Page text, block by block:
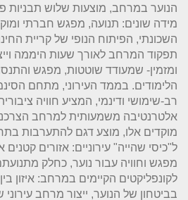
הנוער במרחב, מוצעות שלוש תבניות
מידה שונים: תנועה, מפגש חברתי
השכונתי, הפיתוח הנופי של קריית
תפקוד המרחב לאורך שעות היממה
ומזמין- שמעודד שוטטות, מפגש
הלימודים. בממד העירוני, מתחם
רב-שימושי ודינמי, המציע חוויה
אלטרנטיבה משמעותית למרחב הצרכני
מוקדים אלו, מוצע דגם להתערבות
ל"כיסי שהייה" עירוניים: אזורים
מפגש וחוויה עבור נוער, כחלק
לקונפליקטים הקיימים במרחב: איזון
בביטחון של הנוער, ייצור מרחב